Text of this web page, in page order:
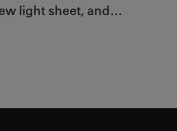
light sheet, and…